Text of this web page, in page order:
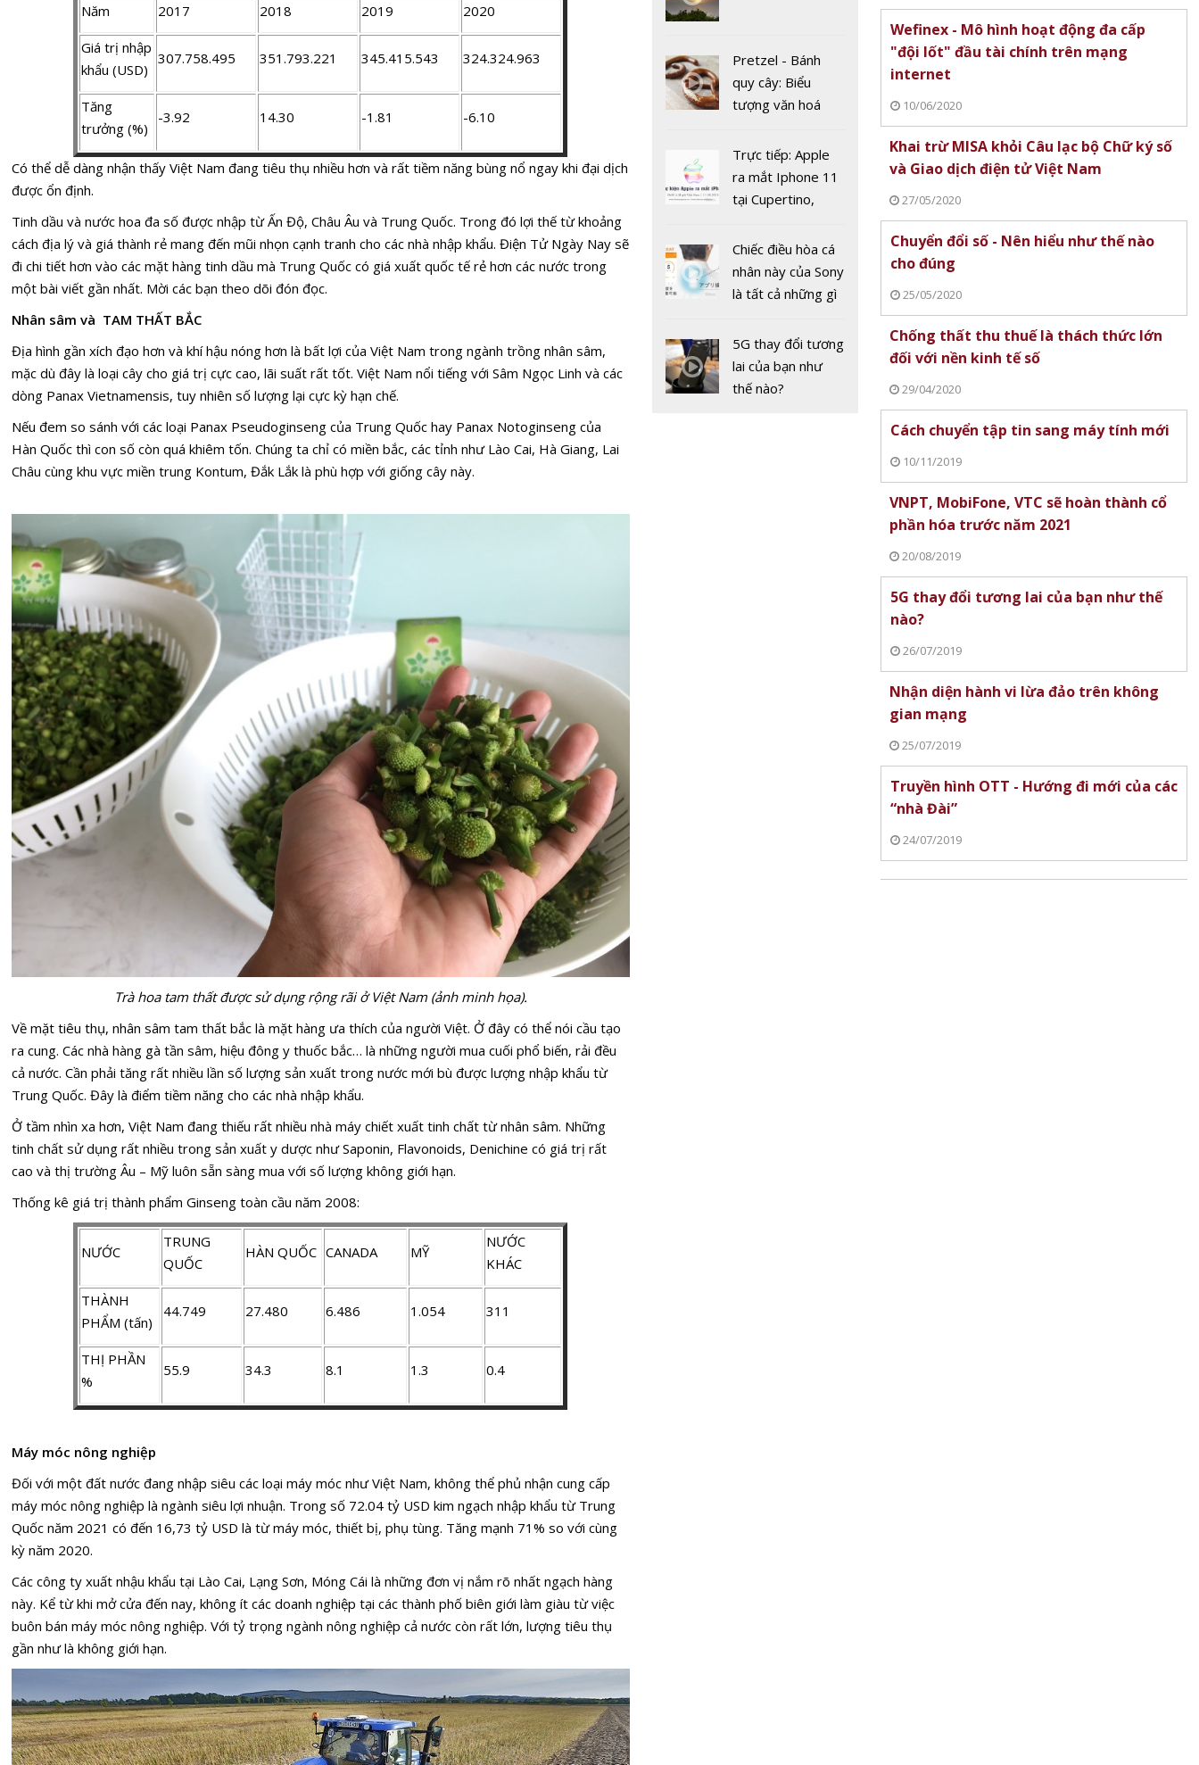
Năm 2017 2018 2019 2020
Giá trị nhập
khẩu (USD)
307.758.495 351.793.221 345.415.543 324.324.963
Tăng
trưởng (%)
-3.92 14.30 -1.81 -6.10
Có thể dễ dàng nhận thấy Việt Nam đang tiêu thụ nhiều hơn và rất tiềm năng bùng nổ ngay khi đại dịch
được ổn định.
Tinh dầu và nước hoa đa số được nhập từ Ấn Độ, Châu Âu và Trung Quốc. Trong đó lợi thế từ khoảng
cách địa lý và giá thành rẻ mang đến mũi nhọn cạnh tranh cho các nhà nhập khẩu. Điện Tử Ngày Nay sẽ
đi chi tiết hơn vào các mặt hàng tinh dầu mà Trung Quốc có giá xuất quốc tế rẻ hơn các nước trong
một bài viết gần nhất. Mời các bạn theo dõi đón đọc.
Nhân sâm và TAM THẤT BẮC
Địa hình gần xích đạo hơn và khí hậu nóng hơn là bất lợi của Việt Nam trong ngành trồng nhân sâm,
mặc dù đây là loại cây cho giá trị cực cao, lãi suất rất tốt. Việt Nam nổi tiếng với Sâm Ngọc Linh và các
dòng Panax Vietnamensis, tuy nhiên số lượng lại cực kỳ hạn chế.
Nếu đem so sánh với các loại Panax Pseudoginseng của Trung Quốc hay Panax Notoginseng của
Hàn Quốc thì con số còn quá khiêm tốn. Chúng ta chỉ có miền bắc, các tỉnh như Lào Cai, Hà Giang, Lai
Châu cùng khu vực miền trung Kontum, Đắk Lắk là phù hợp với giống cây này.
Trà hoa tam thất được sử dụng rộng rãi ở Việt Nam (ảnh minh họa).
Về mặt tiêu thụ, nhân sâm tam thất bắc là mặt hàng ưa thích của người Việt. Ở đây có thể nói cầu tạo
ra cung. Các nhà hàng gà tần sâm, hiệu đông y thuốc bắc… là những người mua cuối phổ biến, rải đều
cả nước. Cần phải tăng rất nhiều lần số lượng sản xuất trong nước mới bù được lượng nhập khẩu từ
Trung Quốc. Đây là điểm tiềm năng cho các nhà nhập khẩu.
Ở tầm nhìn xa hơn, Việt Nam đang thiếu rất nhiều nhà máy chiết xuất tinh chất từ nhân sâm. Những
tinh chất sử dụng rất nhiều trong sản xuất y dược như Saponin, Flavonoids, Denichine có giá trị rất
cao và thị trường Âu – Mỹ luôn sẵn sàng mua với số lượng không giới hạn.
Thống kê giá trị thành phẩm Ginseng toàn cầu năm 2008:
NƯỚC
TRUNG
QUỐC
HÀN QUỐC CANADA MỸ
NƯỚC
KHÁC
THÀNH
PHẨM (tấn)
44.749 27.480 6.486 1.054 311
THỊ PHẦN
%
55.9 34.3 8.1 1.3 0.4
Máy móc nông nghiệp
Đối với một đất nước đang nhập siêu các loại máy móc như Việt Nam, không thể phủ nhận cung cấp
máy móc nông nghiệp là ngành siêu lợi nhuận. Trong số 72.04 tỷ USD kim ngạch nhập khẩu từ Trung
Quốc năm 2021 có đến 16,73 tỷ USD là từ máy móc, thiết bị, phụ tùng. Tăng mạnh 71% so với cùng
kỳ năm 2020.
Các công ty xuất nhậu khẩu tại Lào Cai, Lạng Sơn, Móng Cái là những đơn vị nắm rõ nhất ngạch hàng
này. Kể từ khi mở cửa đến nay, không ít các doanh nghiệp tại các thành phố biên giới làm giàu từ việc
buôn bán máy móc nông nghiệp. Với tỷ trọng ngành nông nghiệp cả nước còn rất lớn, lượng tiêu thụ
gần như là không giới hạn.
Một thế lực mới
mạnh, đe dọa
doanh thu quảng
cáo của Google,
Facebook
Pretzel - Bánh
quy cây: Biểu
tượng văn hoá
tranh cãi về nguồn
gốc
Trực tiếp: Apple
ra mắt Iphone 11
tại Cupertino,
Chiếc điều hòa cá
nhân này của Sony
là tất cả những gì
sót qua mùa hè
nóng nực
5G thay đổi tương
lai của bạn như
thế nào?
Wefinex - Mô hình hoạt động đa cấp
"đội lốt" đầu tài chính trên mạng
internet
10/06/2020
Khai trừ MISA khỏi Câu lạc bộ Chữ ký số
và Giao dịch điện tử Việt Nam
27/05/2020
Chuyển đổi số - Nên hiểu như thế nào
cho đúng
25/05/2020
Chống thất thu thuế là thách thức lớn
đối với nền kinh tế số
29/04/2020
Cách chuyển tập tin sang máy tính mới
10/11/2019
VNPT, MobiFone, VTC sẽ hoàn thành cổ
phần hóa trước năm 2021
20/08/2019
5G thay đổi tương lai của bạn như thế
nào?
26/07/2019
Nhận diện hành vi lừa đảo trên không
gian mạng
25/07/2019
Truyền hình OTT - Hướng đi mới của các
“nhà Đài”
24/07/2019